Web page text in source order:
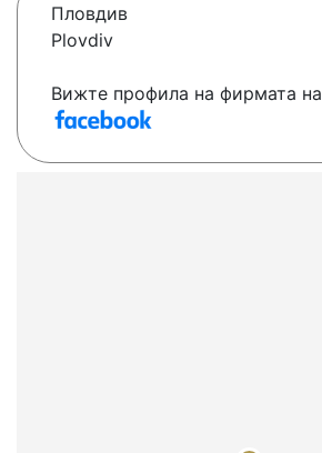
Пловдив
Plovdiv
Вижте профила на фирмата на